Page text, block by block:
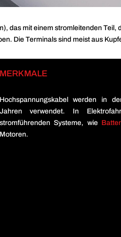
das mit einem stromleitenden Teil,
Die Terminals sind meist aus
MERKMALE
Hochspannungskabel werden in
Jahren verwendet. In
stromführenden Systeme, wie
Motoren.